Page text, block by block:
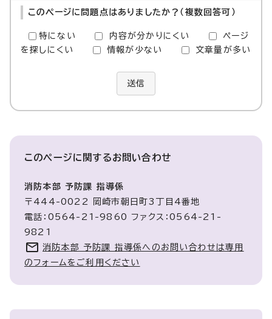
このページに問題点はありましたか？（複数回答可）
特にない 内容が分かりにくい
ページ
を探しにくい
情報が少ない 文章量が多い
送信
このページに関するお問い合わせ
消防本部 予防課 指導係
〒444-0022 岡崎市朝日町3丁目4番地
電話：0564-21-9860 ファクス：0564-21-
9821
消防本部 予防課 指導係へのお問い合わせは専用
のフォームをご利用ください